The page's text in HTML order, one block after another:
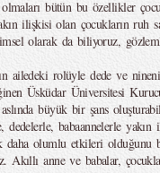
bütün bu özellikler
ilişkisi olan çocukların ruh
olarak da biliyoruz,
ailedeki rolüyle dede ve
Üsküdar Üniversitesi
büyük bir şans
dedelerle, babaannelerle
daha olumlu etkileri
Akıllı anne ve babalar,